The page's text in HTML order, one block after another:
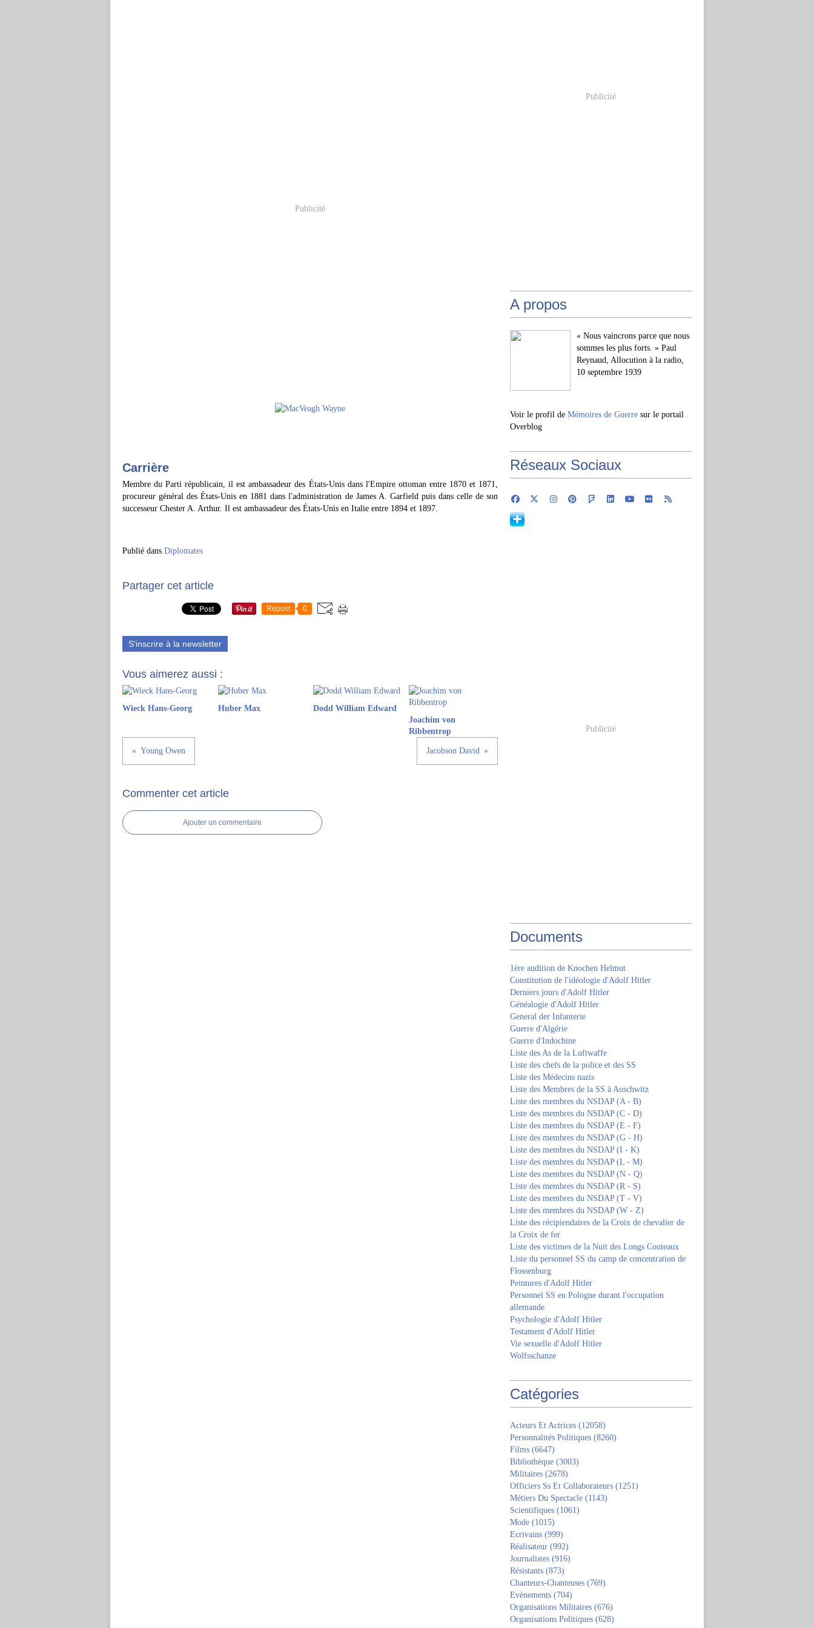
Publicité
Carrière
Membre du Parti républicain, il est ambassadeur des États-Unis dans l'Empire ottoman entre 1870 et 1871,
procureur général des États-Unis en 1881 dans l'administration de James A. Garfield puis dans celle de son
successeur Chester A. Arthur. Il est ambassadeur des États-Unis en Italie entre 1894 et 1897.
Publié dans Diplomates
Partager cet article
Repost 0
S'inscrire à la newsletter
Vous aimerez aussi :
Wieck Hans-Georg Huber Max
Dodd William Edward
Joachim von
Ribbentrop
Young Owen Jacobson David
Commenter cet article
Ajouter un commentaire
Publicité
A propos
« Nous vaincrons parce que nous
sommes les plus forts. » Paul
Reynaud, Allocution à la radio,
10 septembre 1939
Voir le profil de Mémoires de Guerre sur le portail
Overblog
Réseaux Sociaux
Publicité
Documents
1ère audition de Knochen Helmut
Constitution de l'idéologie d'Adolf Hitler
Derniers jours d'Adolf Hitler
Généalogie d'Adolf Hitler
General der Infanterie
Guerre d'Algérie
Guerre d'Indochine
Liste des As de la Luftwaffe
Liste des chefs de la police et des SS
Liste des Médecins nazis
Liste des Membres de la SS à Auschwitz
Liste des membres du NSDAP (A - B)
Liste des membres du NSDAP (C - D)
Liste des membres du NSDAP (E - F)
Liste des membres du NSDAP (G - H)
Liste des membres du NSDAP (I - K)
Liste des membres du NSDAP (L - M)
Liste des membres du NSDAP (N - Q)
Liste des membres du NSDAP (R - S)
Liste des membres du NSDAP (T - V)
Liste des membres du NSDAP (W - Z)
Liste des récipiendaires de la Croix de chevalier de
la Croix de fer
Liste des victimes de la Nuit des Longs Couteaux
Liste du personnel SS du camp de concentration de
Flossenburg
Peintures d'Adolf Hitler
Personnel SS en Pologne durant l'occupation
allemande
Psychologie d'Adolf Hitler
Testament d'Adolf Hitler
Vie sexuelle d'Adolf Hitler
Wolfsschanze
Catégories
Acteurs Et Actrices (12058)
Personnalités Politiques (8260)
Films (6647)
Bibliothèque (3003)
Militaires (2678)
Officiers Ss Et Collaborateurs (1251)
Métiers Du Spectacle (1143)
Scientifiques (1061)
Mode (1015)
Ecrivains (999)
Réalisateur (992)
Journalistes (916)
Résistants (873)
Chanteurs-Chanteuses (769)
Evènements (704)
Organisations Militaires (676)
Organisations Politiques (628)